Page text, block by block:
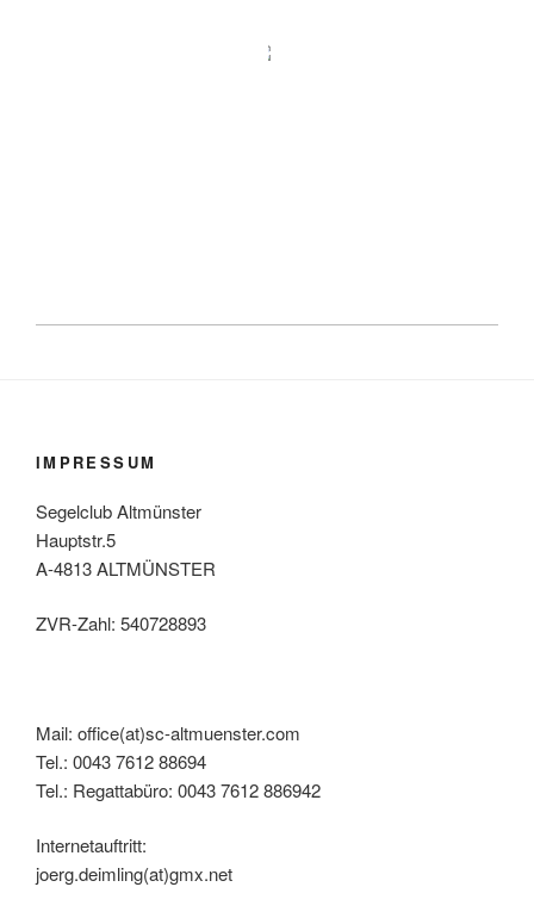
IMPRESSUM
Segelclub Altmünster
Hauptstr.5
A-4813 ALTMÜNSTER
ZVR-Zahl: 540728893
Mail: office(at)sc-altmuenster.com
Tel.: 0043 7612 88694
Tel.: Regattabüro: 0043 7612 886942
Internetauftritt:
joerg.deimling(at)gmx.net